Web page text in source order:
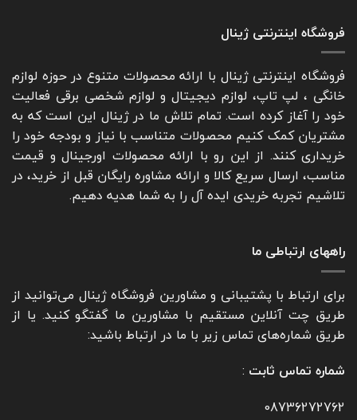
فروشگاه اینترنتی ژینال
فروشگاه اینترنتی ژینال با ارائه محصولات متنوع در حوزه لوازم
خانگی ، لپ تاپ، لوازم دیجیتال و لوازم شخصی برقی فعالیت
خود را آغاز کرده است. تمام تلاش ما در ژینال این است که به
مشتریان کمک کنیم محصولات متناسب با نیاز و بودجه خود را
خریداری کنند. از این رو با ارائه محصولات اورجینال و قیمت
مناسب، ارسال سریع کالا و ارائه مشاوره رایگان قبل از خرید، در
تلاشیم تجربه خریدی ایده آل را به شما هدیه دهیم.
راههای ارتباطی ما
برای ارتباط با پشتیبانی و مشاورین فروشگاه ژینال می‌توانید از
طریق چت آنلاین مستقیم با مشاورین ما گفتگو کنید. یا از
طریق شماره‌های تماس زیر با ما در ارتباط باشید:
شماره تماس ثابت :
08736272762